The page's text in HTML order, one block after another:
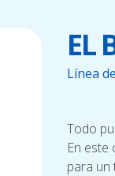
EL
Línea
Todo
En
para un